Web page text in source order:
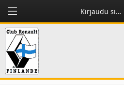
Kirjaudu sisään